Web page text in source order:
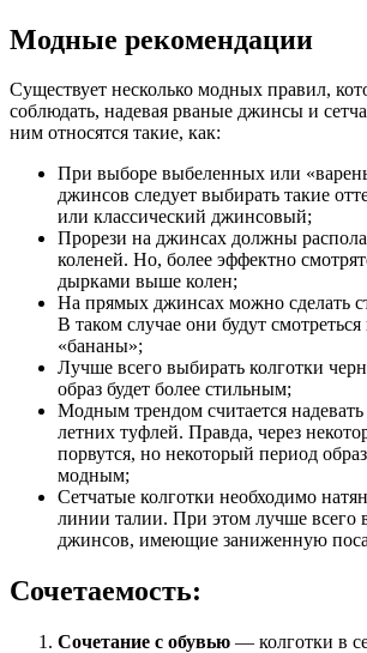
Модные рекомендации
Существует несколько модных правил,
соблюдать, надевая рваные джинсы и
ним относятся такие, как:
При выборе выбеленных или
джинсов следует выбирать такие
или классический джинсовый;
Прорези на джинсах должны
коленей. Но, более эффектно
дырками выше колен;
На прямых джинсах можно сделать
В таком случае они будут
«бананы»;
Лучше всего выбирать колготки
образ будет более стильным;
Модным трендом считается
летних туфлей. Правда, через
порвутся, но некоторый период
модным;
Сетчатые колготки необходимо
линии талии. При этом лучше всего
джинсов, имеющие заниженную
Сочетаемость:
Сочетание с обувью — колготки в